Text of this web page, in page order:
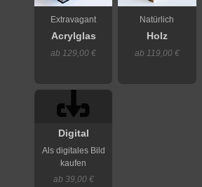
Extravagant
Acrylglas
ab 129,00 €
Natürlich
Holz
ab 119,00 €
Digital
Als digitales Bild
kaufen
ab 39,00 €